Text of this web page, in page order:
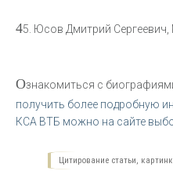
45. Юсов Дмитрий
Ознакомиться с
получить более подробную
КСА ВТБ можно на сайте
Цитирование статьи,